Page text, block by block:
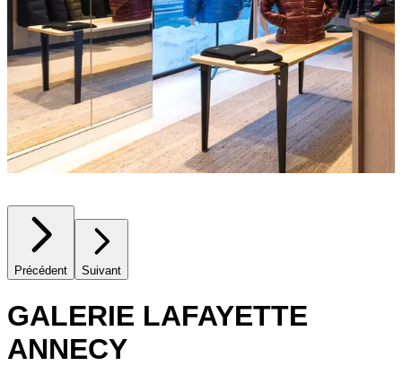
Précédent Suivant
GALERIE LAFAYETTE
ANNECY